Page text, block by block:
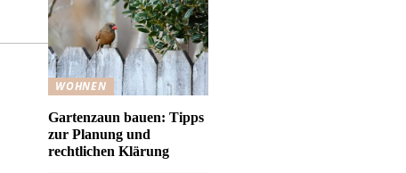
WOHNEN
Gartenzaun bauen: Tipps
zur Planung und
rechtlichen Klärung